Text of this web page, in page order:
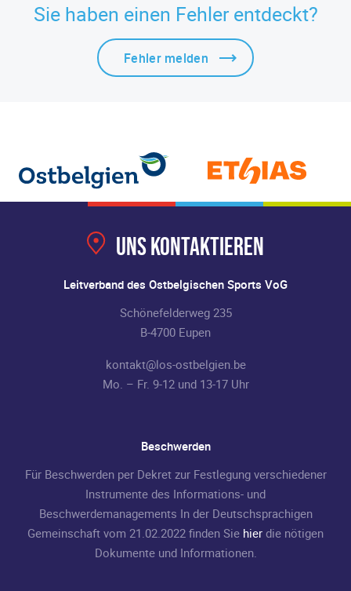
Sie haben einen Fehler entdeckt?
Fehler melden
Uns kontaktieren
Leitverband des Ostbelgischen Sports VoG
Schönefelderweg 235
B-4700 Eupen
kontakt@los-ostbelgien.be
Mo. – Fr. 9-12 und 13-17 Uhr
Beschwerden
Für Beschwerden per Dekret zur Festlegung verschiedener
Instrumente des Informations- und
Beschwerdemanagements In der Deutschsprachigen
Gemeinschaft vom 21.02.2022 finden Sie hier die nötigen
Dokumente und Informationen.